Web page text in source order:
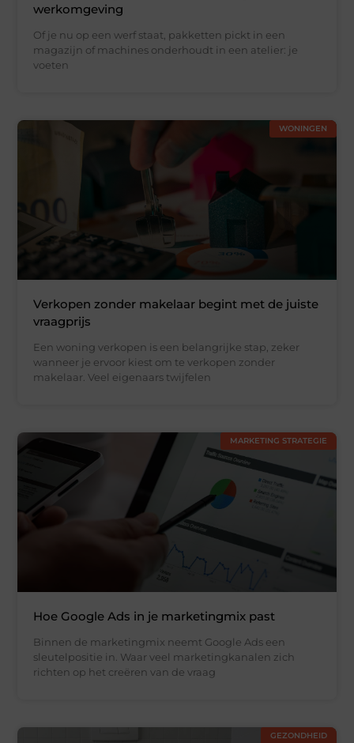
werkomgeving
Of je nu op een werf staat, pakketten pickt in een
magazijn of machines onderhoudt in een atelier: je
voeten
WONINGEN
Verkopen zonder makelaar begint met de juiste
vraagprijs
Een woning verkopen is een belangrijke stap, zeker
wanneer je ervoor kiest om te verkopen zonder
makelaar. Veel eigenaars twijfelen
MARKETING STRATEGIE
Hoe Google Ads in je marketingmix past
Binnen de marketingmix neemt Google Ads een
sleutelpositie in. Waar veel marketingkanalen zich
richten op het creëren van de vraag
GEZONDHEID